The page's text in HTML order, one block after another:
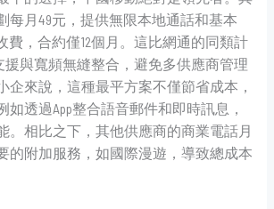
每月49元，提供無限本地通話和基本
費，合約僅12個月。這比網通的同類計
援與寬頻無縫整合，避免多供應商管理
企來說，這種最平方案不僅節省成本，
如透過App整合語音郵件和即時訊息，
。相比之下，其他供應商的商業電話月
的附加服務，如國際漫遊，導致總成本